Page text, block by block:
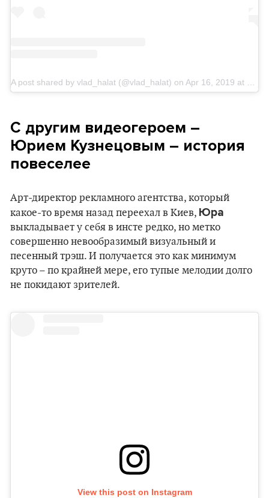
A post shared by vlad_halat (@vlad_halat) on Apr 16, 2019 at 10:01am PDT
С другим видеогероем –
Юрием Кузнецовым – история
повеселее
Арт-директор рекламного агентства, который
какое-то время назад переехал в Киев, Юра
выкладывает у себя в инсте редко, но метко
совершенно невообразимый визуальный и
песенный трэш. И получается это как минимум
круто – по крайней мере, его тупые мелодии долго
не покидают зрителей.
View this post on Instagram